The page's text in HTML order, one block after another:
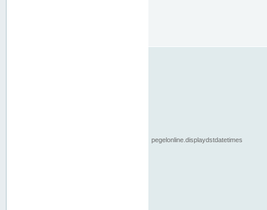
pegelonline.displaydstdatetimes